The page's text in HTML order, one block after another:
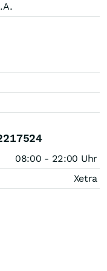
08:00 - 22:00 Uhr
Xetra